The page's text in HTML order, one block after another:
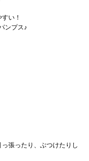
い！
ンプス♪
張ったり、ぶつけたりし